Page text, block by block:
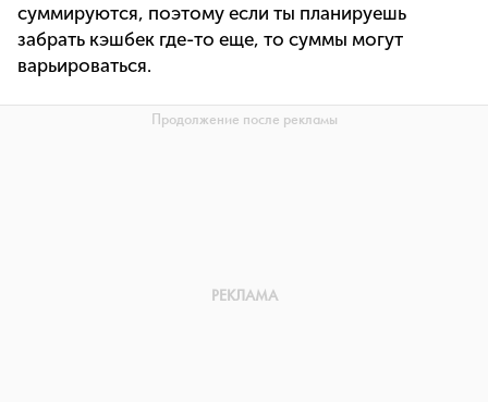
суммируются, поэтому если ты планируешь
забрать кэшбек где-то еще, то суммы могут
варьироваться.